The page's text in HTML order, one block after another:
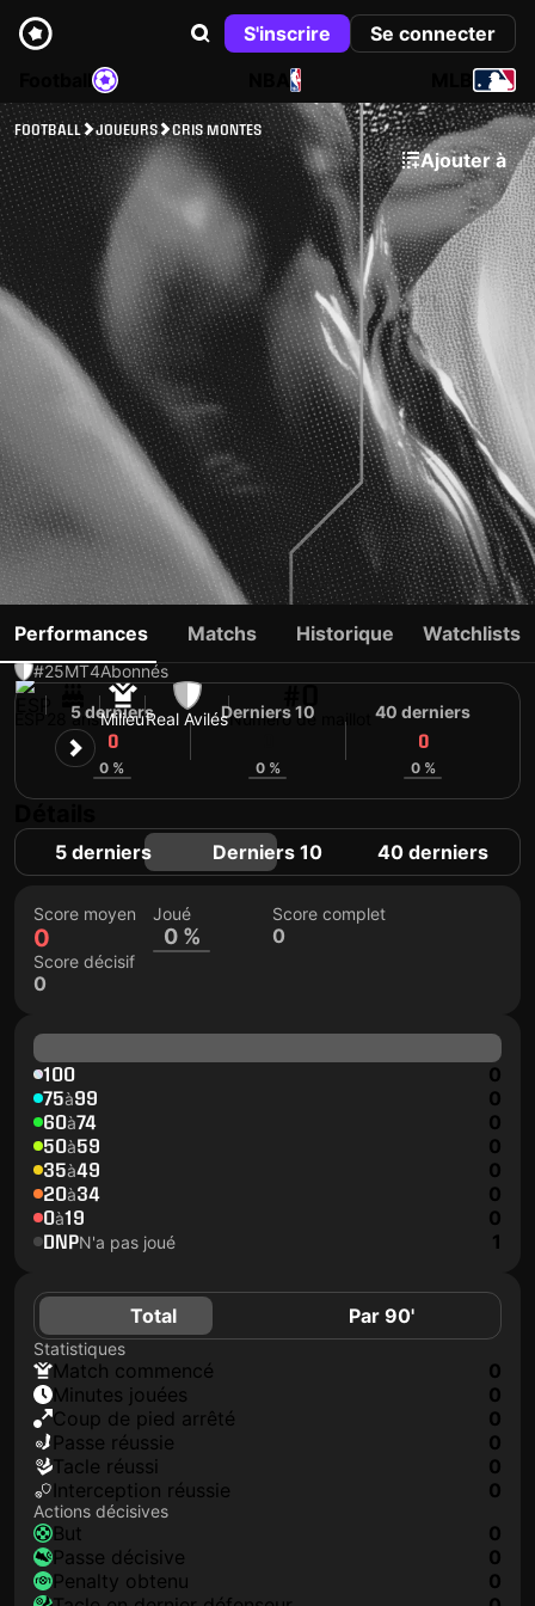
S'inscrire
Se connecter
NBA
FOOTBALL JOUEURS CRIS MONTES
Ajouter à
CRIS MONTES
#25MT4Abonnés
28 ansMilieuReal AvilésNuméro de maillot
Performances Matchs Historique Watchlists
5 derniers
0
0 %
Derniers 10
0 %
40 derniers
0
0 %
5 derniers Derniers 10 40 derniers
Score moyen
0
Joué
0 %
Score complet
0
Score décisif
0
100 0
75à99 0
60à74 0
50à59 0
35à49 0
20à34 0
0à19 0
DNPN'a pas joué 1
Total Par 90'
Statistiques
match commencé
0
minutes jouées
0
coup de pied arrêté
0
Passe réussie
0
tacle réussi
0
interception réussie
0
Actions décisives
but
0
passe décisive
0
penalty obtenu
0